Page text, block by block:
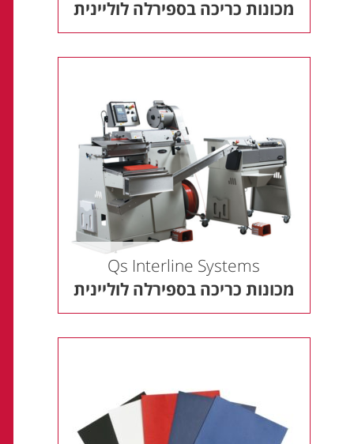
מכונות כריכה בספירלה לוליינית
Qs Interline Systems
מכונות כריכה בספירלה לוליינית